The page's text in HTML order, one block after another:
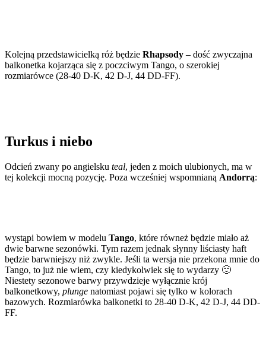
Kolejną przedstawicielką róż będzie Rhapsody – dość zwyczajna
balkonetka kojarząca się z poczciwym Tango, o szerokiej
rozmiarówce (28-40 D-K, 42 D-J, 44 DD-FF).
Turkus i niebo
Odcień zwany po angielsku teal, jeden z moich ulubionych, ma w
tej kolekcji mocną pozycję. Poza wcześniej wspomnianą Andorrą:
wystąpi bowiem w modelu Tango, które równeż będzie miało aż
dwie barwne sezonówki. Tym razem jednak słynny liściasty haft
będzie barwniejszy niż zwykle. Jeśli ta wersja nie przekona mnie do
Tango, to już nie wiem, czy kiedykolwiek się to wydarzy 🙂
Niestety sezonowe barwy przywdzieje wyłącznie krój
balkonetkowy, plunge natomiast pojawi się tylko w kolorach
bazowych. Rozmiarówka balkonetki to 28-40 D-K, 42 D-J, 44 DD-
FF.